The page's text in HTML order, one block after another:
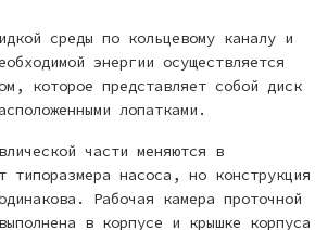
среды по кольцевому каналу и
энергии осуществляется
которое представляет собой диск
лопатками.
части меняются в
типоразмера насоса, но конструкция
Рабочая камера проточной
в корпусе и крышке корпуса